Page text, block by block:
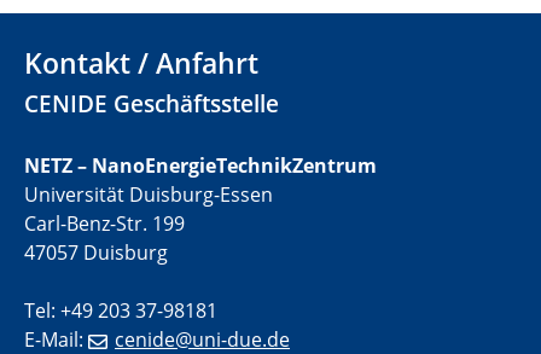
11.06.2024
"Transient core-hole screening in photoexcited ZnO
spectroscopy"
12.06.2024
GDCh Kolloquium
Wissenschaftspreises Preisträgerin: Dr. Viktorija
Glembockyté Ludwig-Maximilians-Universität München
Kontakt / Anfahrt
CENIDE Geschäftsstelle
NETZ – NanoEnergieTechnikZentrum
Universität Duisburg-Essen
Carl-Benz-Str. 199
47057 Duisburg
Tel: +49 203 37-98181
E-Mail:
cenide@uni-due.de